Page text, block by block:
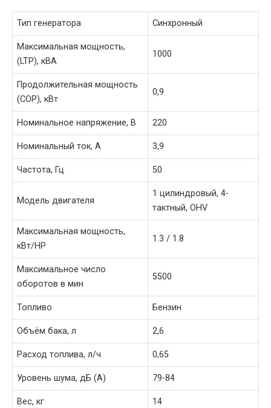
Тип генератора Синхронный
Максимальная мощность,
(LTP), кВА
1000
Продолжительная мощность
(COP), кВт
0,9
Номинальное напряжение, В 220
Номинальный ток, A 3,9
Частота, Гц 50
Модель двигателя
1 цилиндровый, 4-
тактный, OHV
Максимальная мощность,
кВт/HP
1.3 / 1.8
Максимальное число
оборотов в мин
5500
Топливо Бензин
Объём бака, л 2,6
Расход топлива, л/ч 0,65
Уровень шума, дБ (А) 79-84
Вес, кг 14